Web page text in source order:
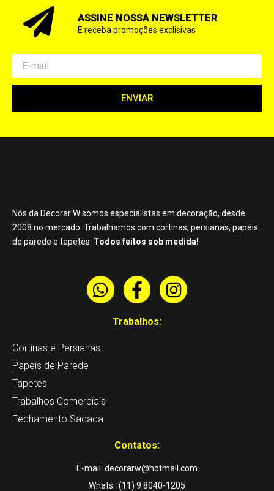
ASSINE NOSSA NEWSLETTER
E receba promoções exclisivas
ENVIAR
Nós da Decorar W somos especialistas em decoração, desde
2008 no mercado. Trabalhamos com cortinas, persianas, papéis
de parede e tapetes. Todos feitos sob medida!
W
h
s
p
F
a
c
f
I
n
Trabalhos:
Cortinas e Persianas
Papeis de Parede
Tapetes
Trabalhos Comerciais
Fechamento Sacada
Contatos:
E-mail: decorarw@hotmail.com
Whats.: (11) 9 8040-1205